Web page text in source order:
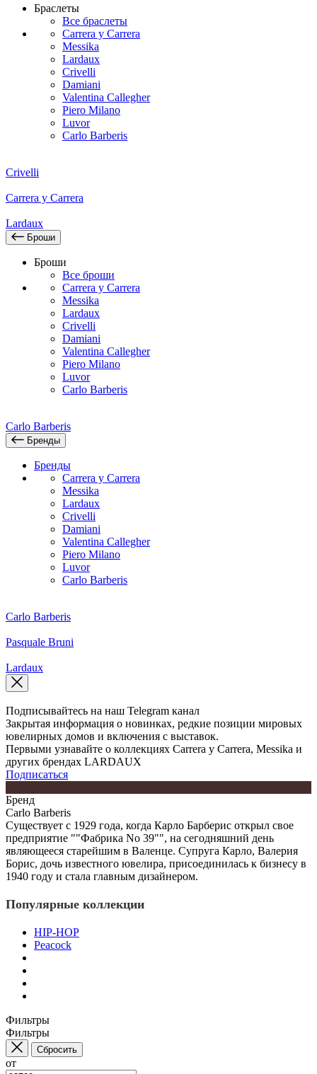
Браслеты
Все браслеты
Carrera y Carrera
Messika
Lardaux
Crivelli
Damiani
Valentina Callegher
Piero Milano
Luvor
Carlo Barberis
Crivelli
Carrera y Carrera
Lardaux
Броши
Броши
Все броши
Carrera y Carrera
Messika
Lardaux
Crivelli
Damiani
Valentina Callegher
Piero Milano
Luvor
Carlo Barberis
Carlo Barberis
Бренды
Бренды
Carrera y Carrera
Messika
Lardaux
Crivelli
Damiani
Valentina Callegher
Piero Milano
Luvor
Carlo Barberis
Carlo Barberis
Pasquale Bruni
Lardaux
Подписывайтесь на наш Telegram канал
Закрытая информация о новинках, редкие позиции мировых
ювелирных домов и включения с выставок.
Первыми узнавайте о коллекциях Carrera y Carrera, Messika и
других брендах LARDAUX
Подписаться
Бренд
Carlo Barberis
Существует с 1929 года, когда Карло Барберис открыл свое
предприятие ""Фабрика No 39"", на сегодняшний день
являющееся старейшим в Валенце. Супруга Карло, Валерия
Борис, дочь известного ювелира, присоединилась к бизнесу в
1940 году и стала главным дизайнером.
Популярные коллекции
HIP-HOP
Peacock
Фильтры
Фильтры
Сбросить
от